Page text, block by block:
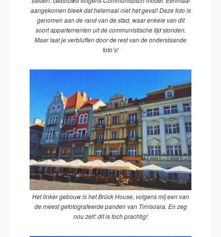
aangekomen bleek dat helemaal niet het geval! Deze foto is
genomen aan de rand van de stad, waar enkele van dit
soort appartementen uit de communistische tijd stonden.
Maar laat je verbluffen door de rest van de onderstaande
foto’s!
Het linker gebouw is het Brück House, volgens mij een van
de meest gefotografeerde panden van Timisoara. En zeg
nou zelf: dit is toch prachtig!